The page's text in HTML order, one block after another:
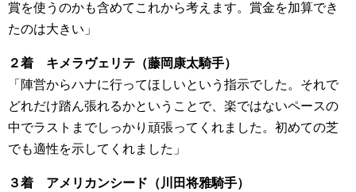
賞を使うのかも含めてこれから考えます。賞金を加算でき
たのは大きい」
２着 キメラヴェリテ（藤岡康太騎手）
「陣営からハナに行ってほしいという指示でした。それで
どれだけ踏ん張れるかということで、楽ではないペースの
中でラストまでしっかり頑張ってくれました。初めての芝
でも適性を示してくれました」
３着 アメリカンシード（川田将雅騎手）